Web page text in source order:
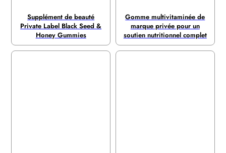
Supplément de beauté
Private Label Black Seed &
Honey Gummies
Gomme multivitaminée de
marque privée pour un
soutien nutritionnel complet